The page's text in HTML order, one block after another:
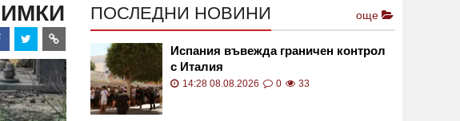
ПОСЛЕДНИ НОВИНИ още
Испания въвежда граничен контрол
с Италия
14:28 08.08.2026 0 33